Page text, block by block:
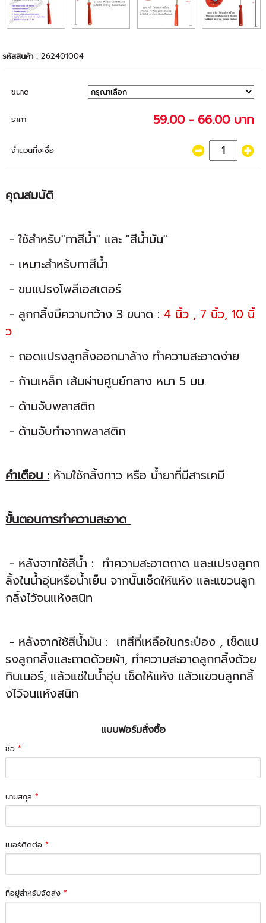
รหัสสินค้า :262401004
ขนาด
ราคา 59.00 - 66.00 บาท
จำนวนที่จะซื้อ
คุณสมบัติ
- ใช้สำหรับ"ทาสีน้ำ" และ "สีน้ำมัน"
- เหมาะสำหร้บทาสีน้ำ
- ขนแปรงโพลีเอสเตอร์
- ลูกกลิ้งมีความกว้าง 3 ขนาด :4 นิ้ว , 7 นิ้ว, 10 นิ้
ว
- ถอดแปรงลูกลิ้งออกมาล้าง ทำความสะอาดง่าย
- ก้านเหล็ก เส้นผ่านศูนย์กลาง หนา 5 มม.
- ด้ามจับพลาสติก
- ด้ามจับทำจากพลาสติก
คำเตือน :ห้ามใช้กลิ้งกาว หรือ น้ำยาที่มีสารเคมี
ขั้นตอนการทำความสะอาด
- หลังจากใช้สีน้ำ : ทำความสะอาดถาด และแปรงลูกก
ลิ้งในน้ำอุ่นหรือน้ำเย็น จากนั้นเช็ดให้แห้ง และแขวนลูก
กลิ้งไว้จนแห้งสนิท
- หลังจากใช้สีน้ำมัน : เทสีที่เหลือในกระป๋อง , เช็ดแป
รงลูกกลิ้งและถาดด้วยผ้า, ทำความสะอาดลูกกลิ้งด้วย
ทินเนอร์, แล้วแช่ในน้ำอุ่น เช็ดให้แห้ง แล้วแขวนลูกกลิ้
งไว้จนแห้งสนิท
แบบฟอร์มสั่งซื้อ
ชื่อ*
นามสกุล*
เบอร์ติดต่อ*
ที่อยู่สำหรับจัดส่ง*